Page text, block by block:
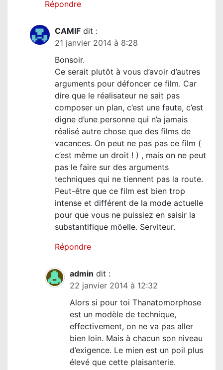
Répondre
CAMIF dit :
21 janvier 2014 à 8:28
Bonsoir.
Ce serait plutôt à vous d’avoir d’autres
arguments pour défoncer ce film. Car
dire que le réalisateur ne sait pas
composer un plan, c’est une faute, c’est
digne d’une personne qui n’a jamais
réalisé autre chose que des films de
vacances. On peut ne pas pas ce film (
c’est même un droit ! ) , mais on ne peut
pas le faire sur des arguments
techniques qui ne tiennent pas la route.
Peut-être que ce film est bien trop
intense et différent de la mode actuelle
pour que vous ne puissiez en saisir la
substantifique möelle. Serviteur.
Répondre
admin dit :
22 janvier 2014 à 12:32
Alors si pour toi Thanatomorphose
est un modèle de technique,
effectivement, on ne va pas aller
bien loin. Mais à chacun son niveau
d’exigence. Le mien est un poil plus
élevé que cette plaisanterie.